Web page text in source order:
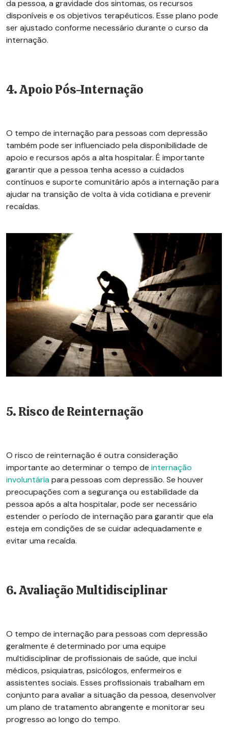
da pessoa, a gravidade dos sintomas, os recursos
disponíveis e os objetivos terapêuticos. Esse plano pode
ser ajustado conforme necessário durante o curso da
internação.
4. Apoio Pós-Internação
O tempo de internação para pessoas com depressão
também pode ser influenciado pela disponibilidade de
apoio e recursos após a alta hospitalar. É importante
garantir que a pessoa tenha acesso a cuidados
contínuos e suporte comunitário após a internação para
ajudar na transição de volta à vida cotidiana e prevenir
recaídas.
5. Risco de Reinternação
O risco de reinternação é outra consideração
importante ao determinar o tempo de internação
involuntáriapara pessoas com depressão. Se houver
preocupações com a segurança ou estabilidade da
pessoa após a alta hospitalar, pode ser necessário
estender o período de internação para garantir que ela
esteja em condições de se cuidar adequadamente e
evitar uma recaída.
6. Avaliação Multidisciplinar
O tempo de internação para pessoas com depressão
geralmente é determinado por uma equipe
multidisciplinar de profissionais de saúde, que inclui
médicos, psiquiatras, psicólogos, enfermeiros e
assistentes sociais. Esses profissionais trabalham em
conjunto para avaliar a situação da pessoa, desenvolver
um plano de tratamento abrangente e monitorar seu
progresso ao longo do tempo.